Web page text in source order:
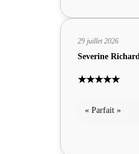
29 juillet 2026
Severine Richard
★★★★★
« Parfait »